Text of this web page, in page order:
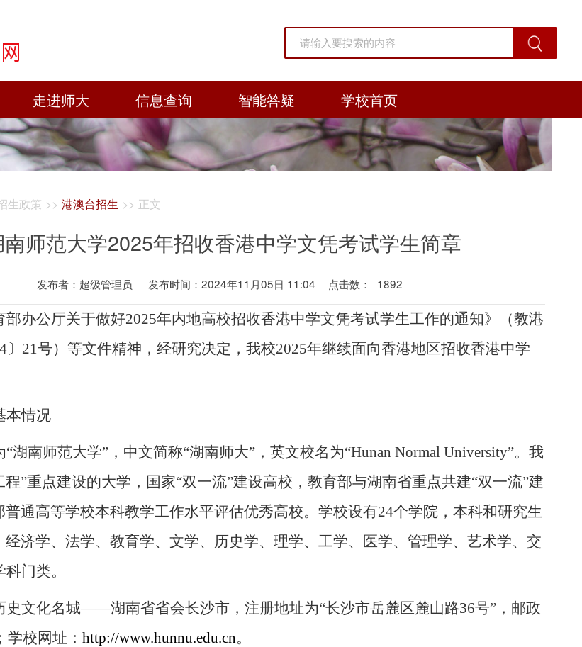
走进师大 信息查询 智能答疑 学校首页
生政策 >> 港澳台招生 >> 正文
师范大学2025年招收香港中学文凭考试学生简章
发布者：超级管理员 发布时间：2024年11月05日 11:04 点击数： 1892
部办公厅关于做好2025年内地高校招收香港中学文凭考试学生工作的通知》（教港
〕 21号）等文件精神，经研究决定，我校2025年继续面向香港地区招收香港中学
本情况
“湖南师范大学”，中文简称“湖南师大”，英文校名为“Hunan Normal University”。我
程”重点建设的大学，国家“双一流”建设高校，教育部与湖南省重点共建“双一流”建
普通高等学校本科教学工作水平评估优秀高校。学校设有24个学院，本科和研究生
经济学、法学、教育学、文学、历史学、理学、工学、医学、管理学、艺术学、交
科门类。
史文化名城——湖南省省会长沙市，注册地址为“长沙市岳麓区麓山路36号”，邮政
；学校网址： http://www.hunnu.edu.cn。